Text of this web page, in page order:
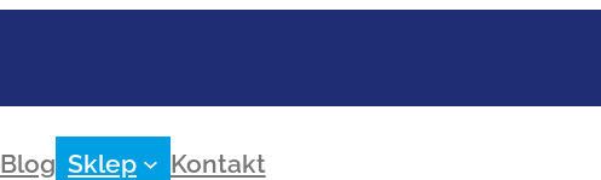
Blog Sklep Kontakt